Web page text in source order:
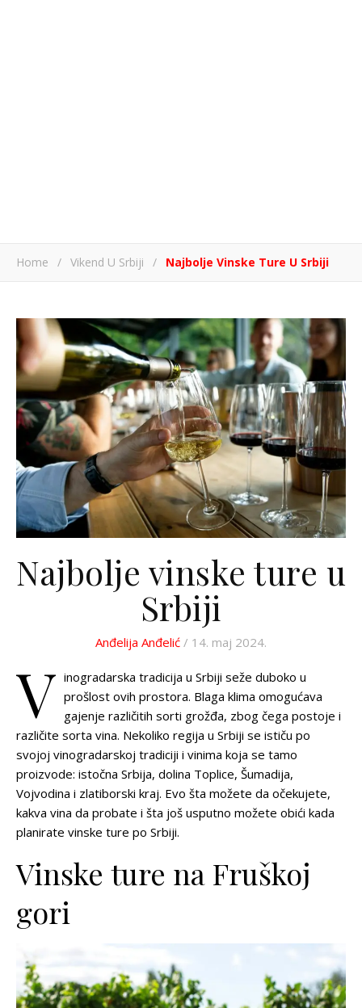
Home / Vikend U Srbiji / Najbolje Vinske Ture U Srbiji
Najbolje vinske ture u
Srbiji
Anđelija Anđelić / 14. maj 2024.
V inogradarska tradicija u Srbiji seže duboko u
prošlost ovih prostora. Blaga klima omogućava
gajenje različitih sorti grožđa, zbog čega postoje i
različite sorta vina. Nekoliko regija u Srbiji se ističu po
svojoj vinogradarskoj tradiciji i vinima koja se tamo
proizvode: istočna Srbija, dolina Toplice, Šumadija,
Vojvodina i zlatiborski kraj. Evo šta možete da očekujete,
kakva vina da probate i šta još usputno možete obići kada
planirate vinske ture po Srbiji.
Vinske ture na Fruškoj
gori